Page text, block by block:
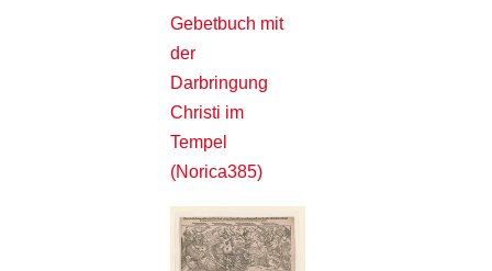
Gebetbuch mit
der
Darbringung
Christi im
Tempel
(Norica385)